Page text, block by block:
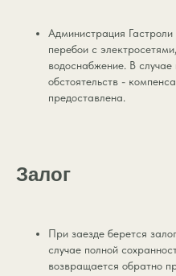
Администрация Гастроли
перебои с
водоснабжение. В
обстоятельств -
предоставлена.
Залог
При заезде берется
случае полной
возвращается обратно